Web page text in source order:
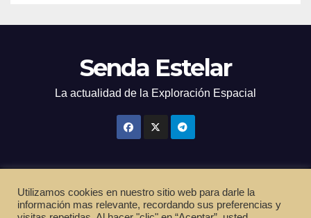
Senda Estelar
La actualidad de la Exploración Espacial
Funciona gracias a WordPress|Tema: Newsup deThemeansar
Utilizamos cookies en nuestro sitio web para darle la
información mas relevante, recordando sus preferencias y